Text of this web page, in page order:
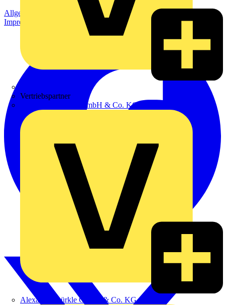
Vertriebspartner
Adalbert Zajadacz GmbH & Co. KG
Alexander Bürkle GmbH & Co. KG
Allgemeine Geschäftsbedingungen
Datenschutzerklärung
Impressum